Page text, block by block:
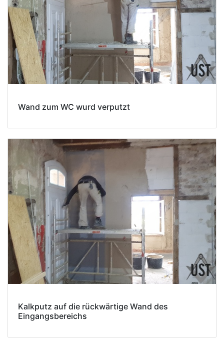
Wand zum WC wurd verputzt
Kalkputz auf die rückwärtige Wand des
Eingangsbereichs